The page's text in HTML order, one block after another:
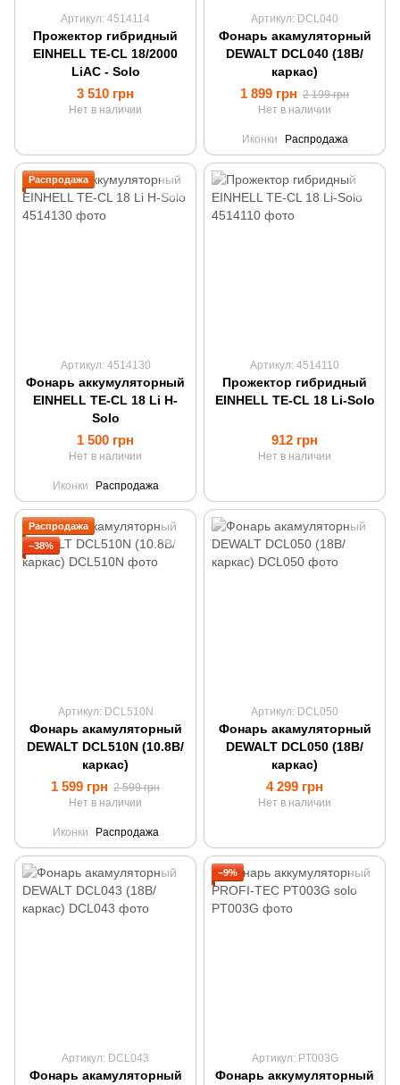
Артикул: 4514114
Прожектор гибридный
EINHELL TE-CL 18/2000
LiAC - Solo
3 510 грн
Нет в наличии
Артикул: DCL040
Фонарь акамуляторный
DEWALT DCL040 (18В/
каркас)
1 899 грн 2 199 грн
Нет в наличии
Иконки Распродажа
Распродажа
Артикул: 4514130
Фонарь аккумуляторный
EINHELL TE-CL 18 Li H-
Solo
1 500 грн
Нет в наличии
Иконки Распродажа
Артикул: 4514110
Прожектор гибридный
EINHELL TE-CL 18 Li-Solo
912 грн
Нет в наличии
Распродажа
−38%
Артикул: DCL510N
Фонарь акамуляторный
DEWALT DCL510N (10.8В/
каркас)
1 599 грн 2 599 грн
Нет в наличии
Иконки Распродажа
Артикул: DCL050
Фонарь акамуляторный
DEWALT DCL050 (18В/
каркас)
4 299 грн
Нет в наличии
Артикул: DCL043
Фонарь акамуляторный
−9%
Артикул: PT003G
Фонарь аккумуляторный